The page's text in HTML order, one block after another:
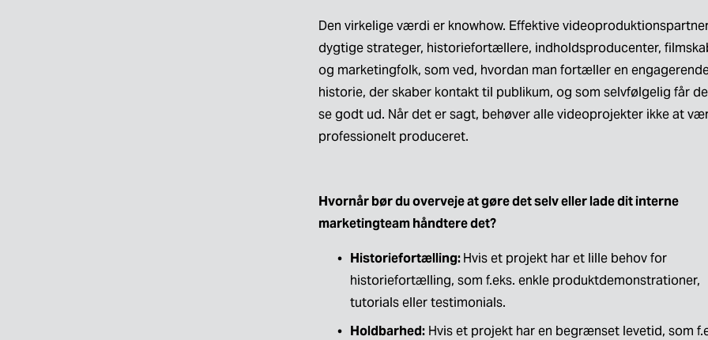
Den virkelige værdi er knowhow. Effektive
dygtige strateger, historiefortællere, indholdsproducenter,
og marketingfolk, som ved, hvordan man fortæller en
historie, der skaber kontakt til publikum, og som selvfølgelig får
se godt ud. Når det er sagt, behøver alle videoprojekter ikke at
professionelt produceret.
Hvornår bør du overveje at gøre det selv eller lade dit interne
marketingteam håndtere det?
Historiefortælling: Hvis et projekt har et lille behov for
historiefortælling, som f.eks. enkle produktdemonstrationer,
tutorials eller testimonials.
Holdbarhed: Hvis et projekt har en begrænset levetid, som